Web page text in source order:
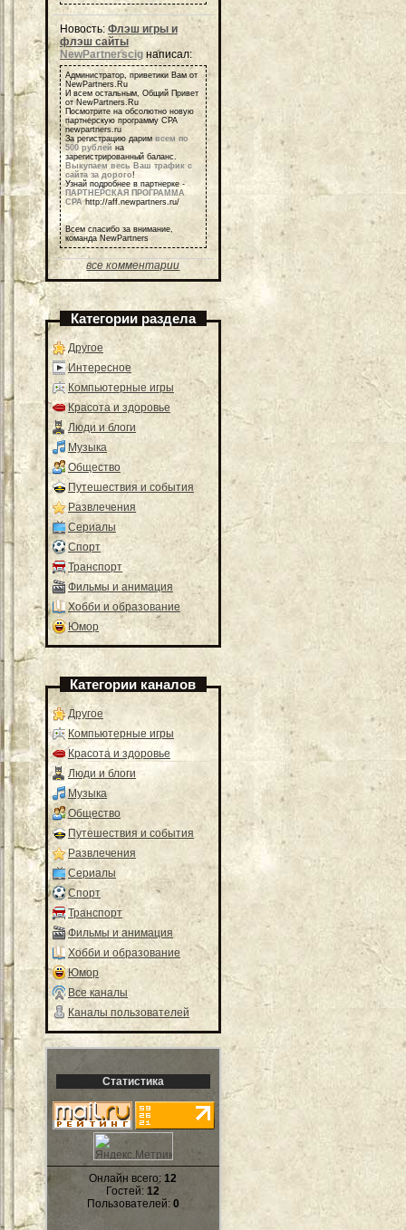
Новость: Флэш игры и
флэш сайты
NewPartnerscig написал:
Администратор, приветики Вам от
NewPartners.Ru
И всем остальным, Общий Привет
от NewPartners.Ru
Посмотрите на обсолютно новую
партнерскую программу СРА
newpartners.ru
За регистрацию дарим всем по
500 рублей на
зарегистрированный баланс.
Выкупаем весь Ваш трафик с
сайта за дорого!
Узнай подробнее в партнерке -
ПАРТНЕРСКАЯ ПРОГРАММА
СРАhttp://aff.newpartners.ru/
Всем спасибо за внимание,
команда NewPartners
все комментарии
Категории раздела
Другое
Интересное
Компьютерные игры
Красота и здоровье
Люди и блоги
Музыка
Общество
Путешествия и события
Развлечения
Сериалы
Спорт
Транспорт
Фильмы и анимация
Хобби и образование
Юмор
Категории каналов
Другое
Компьютерные игры
Красота и здоровье
Люди и блоги
Музыка
Общество
Путешествия и события
Развлечения
Сериалы
Спорт
Транспорт
Фильмы и анимация
Хобби и образование
Юмор
Все каналы
Каналы пользователей
Статистика
Онлайн всего: 12
Гостей: 12
Пользователей: 0